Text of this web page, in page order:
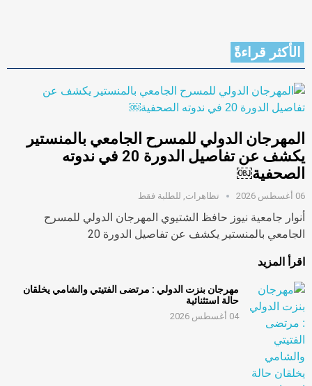
الأكثر قراءةً
المهرجان الدولي للمسرح الجامعي بالمنستير
يكشف عن تفاصيل الدورة 20 في ندوته
الصحفية￼
06 أغسطس 2026 تظاهرات للطلبة فقط
أنوار جامعية نيوز حافظ الشتيوي المهرجان الدولي للمسرح
الجامعي بالمنستير يكشف عن تفاصيل الدورة 20
اقرأ المزيد
مهرجان بنزت الدولي : مرتضى الفتيتي والشامي يخلقان
حالة استثنائية
04 أغسطس 2026